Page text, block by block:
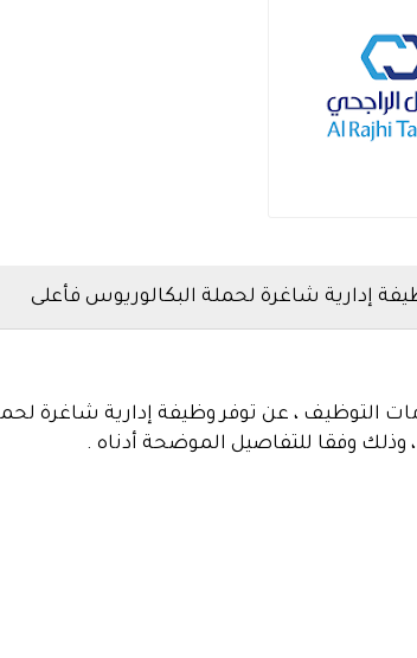
إدارية شاغرة لحملة البكالوريوس فأعلى
التوظيف ، عن توفر وظيفة إدارية شاغرة
وفقا للتفاصيل الموضحة أدناه .